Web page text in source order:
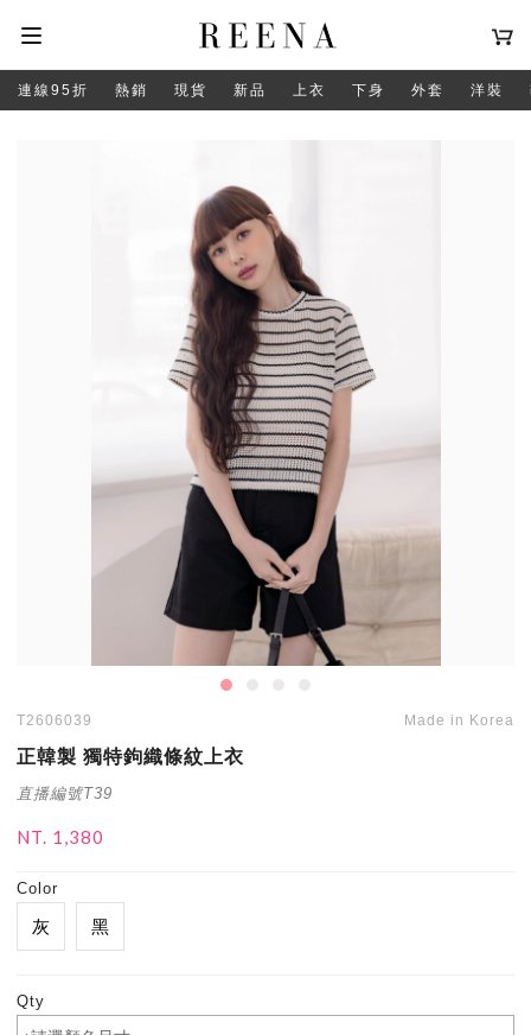
連線95折 熱銷 現貨 新品 上衣 下身 外套 洋裝
T2606039 Made in Korea
正韓製 獨特鉤織條紋上衣
直播編號T39
NT. 1,380
Color
灰 黑
Qty